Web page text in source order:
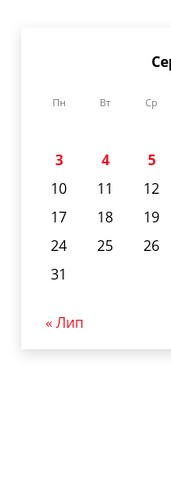
Пн Вт Ср
3
4 5
10
11 12
17
18 19
24
25 26
31
« Лип